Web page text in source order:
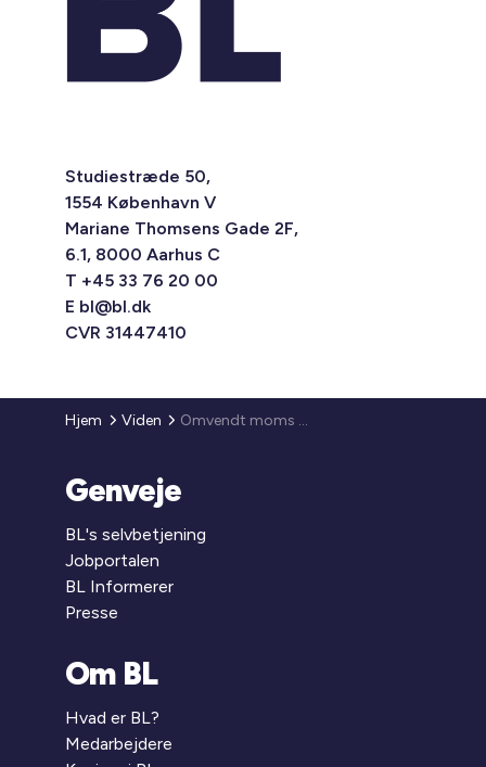
Studiestræde 50,
1554 København V
Mariane Thomsens Gade 2F,
6.1, 8000 Aarhus C
T +45 33 76 20 00
E bl@bl.dk
CVR 31447410
Hjem Viden Omvendt moms på mobiltelefoner, bærbare computere m.v.
Genveje
BL's selvbetjening
Jobportalen
BL Informerer
Presse
Om BL
Hvad er BL?
Medarbejdere